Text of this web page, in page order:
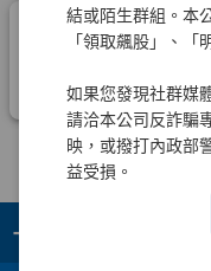
結或陌生群組。本
「領取飆股」、「
如果您發現社群媒
請洽本公司反詐騙
映，或撥打內政部
益受損。
+